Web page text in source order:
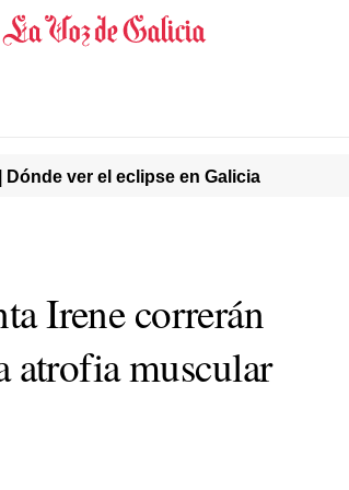
Dónde ver el eclipse en Galicia
Irene correrán
atrofia muscular